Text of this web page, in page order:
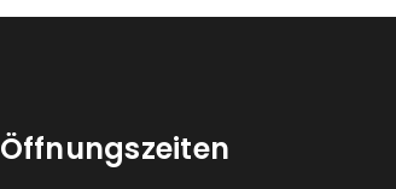
Öffnungszeiten